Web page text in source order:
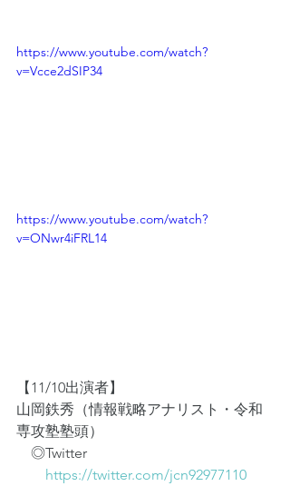
https://www.youtube.com/watch?
v=Vcce2dSIP34
https://www.youtube.com/watch?
v=ONwr4iFRL14
【11/10出演者】
山岡鉄秀（情報戦略アナリスト・令和
専攻塾塾頭）
◎Twitter
https://twitter.com/jcn92977110